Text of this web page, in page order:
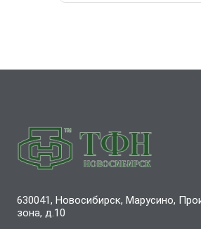
630041, Новосибирск, Марусино,
зона, д.10